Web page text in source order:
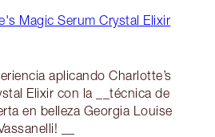
Magic Serum Crystal Elixir
aplicando Charlotte’s
Elixir con la __técnica de
en belleza Georgia Louise
__